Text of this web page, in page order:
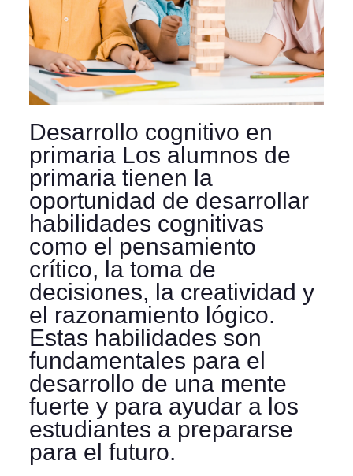
Desarrollo cognitivo en
primaria Los alumnos de
primaria tienen la
oportunidad de desarrollar
habilidades cognitivas
como el pensamiento
crítico, la toma de
decisiones, la creatividad y
el razonamiento lógico.
Estas habilidades son
fundamentales para el
desarrollo de una mente
fuerte y para ayudar a los
estudiantes a prepararse
para el futuro.